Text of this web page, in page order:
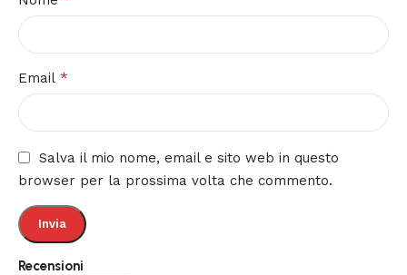
Recensioni
Email *
Salva il mio nome, email e sito web in questo
browser per la prossima volta che commento.